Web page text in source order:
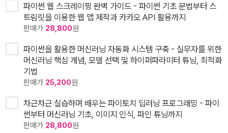
파이썬 웹 스크레이핑 완벽 가이드 - 파이썬 기초 문법부터 스
트림릿을 이용한 웹 앱 제작과 카카오 API 활용까지
판매가 28,800원
파이썬을 활용한 머신러닝 자동화 시스템 구축 - 실무자를 위한
머신러닝 핵심 개념, 모델 선택 및 하이퍼파라미터 튜닝, 최적화
기법
판매가 25,200원
차근차근 실습하며 배우는 파이토치 딥러닝 프로그래밍 - 파이
썬부터 머신러닝 기초, 이미지 인식, 파인 튜닝까지
판매가 28,800원